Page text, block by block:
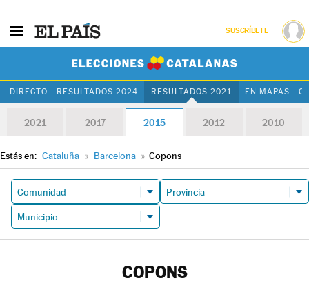
SUSCRÍBETE
DIRECTO RESULTADOS 2024 RESULTADOS 2021 EN MAPAS
2021 2017 2015 2012 2010
Estás en: Cataluña » Barcelona » Copons
COPONS